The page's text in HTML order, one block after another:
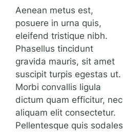
Aenean metus est,
posuere in urna quis,
eleifend tristique nibh.
Phasellus tincidunt
gravida mauris, sit amet
suscipit turpis egestas ut.
Morbi convallis ligula
dictum quam efficitur, nec
aliquam elit consectetur.
Pellentesque quis sodales